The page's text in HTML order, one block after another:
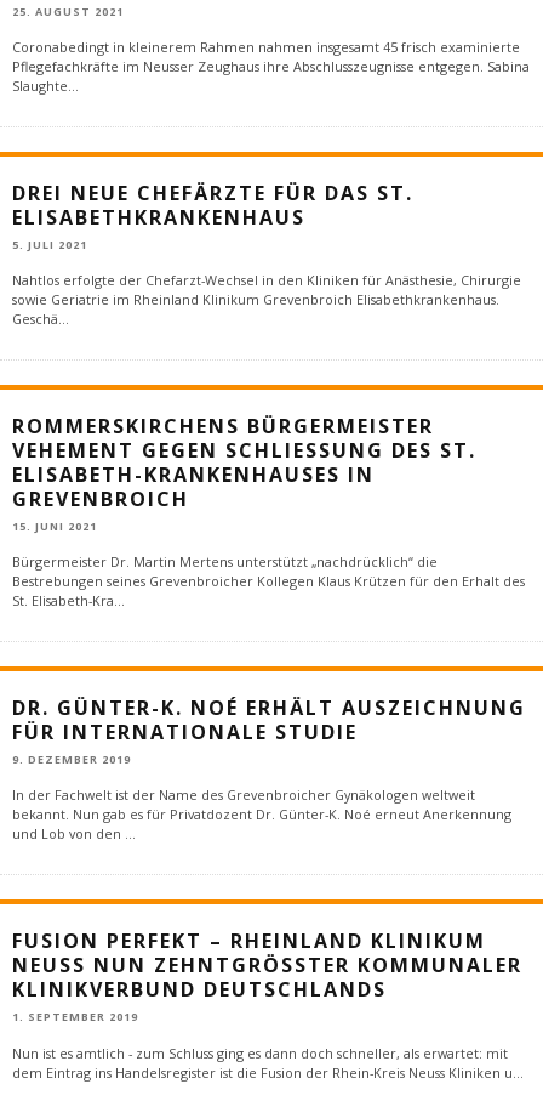
25. AUGUST 2021
Coronabedingt in kleinerem Rahmen nahmen insgesamt 45 frisch examinierte
Pflegefachkräfte im Neusser Zeughaus ihre Abschlusszeugnisse entgegen. Sabina
Slaughte...
DREI NEUE CHEFÄRZTE FÜR DAS ST.
ELISABETHKRANKENHAUS
5. JULI 2021
Nahtlos erfolgte der Chefarzt-Wechsel in den Kliniken für Anästhesie, Chirurgie
sowie Geriatrie im Rheinland Klinikum Grevenbroich Elisabethkrankenhaus.
Geschä...
ROMMERSKIRCHENS BÜRGERMEISTER
VEHEMENT GEGEN SCHLIESSUNG DES ST. E
LISABETH-KRANKENHAUSES IN G
REVENBROICH
15. JUNI 2021
Bürgermeister Dr. Martin Mertens unterstützt „nachdrücklich“ die
Bestrebungen seines Grevenbroicher Kollegen Klaus Krützen für den Erhalt des
St. Elisabeth-Kra...
DR. GÜNTER-K. NOÉ ERHÄLT AUSZEICHNUNG
FÜR INTERNATIONALE STUDIE
9. DEZEMBER 2019
In der Fachwelt ist der Name des Grevenbroicher Gynäkologen weltweit
bekannt. Nun gab es für Privatdozent Dr. Günter-K. Noé erneut Anerkennung
und Lob von den ...
FUSION PERFEKT – RHEINLAND KLINIKUM
NEUSS NUN ZEHNTGRÖSSTER KOMMUNALER K
LINIKVERBUND DEUTSCHLANDS
1. SEPTEMBER 2019
Nun ist es amtlich - zum Schluss ging es dann doch schneller, als erwartet: mit
dem Eintrag ins Handelsregister ist die Fusion der Rhein-Kreis Neuss Kliniken u